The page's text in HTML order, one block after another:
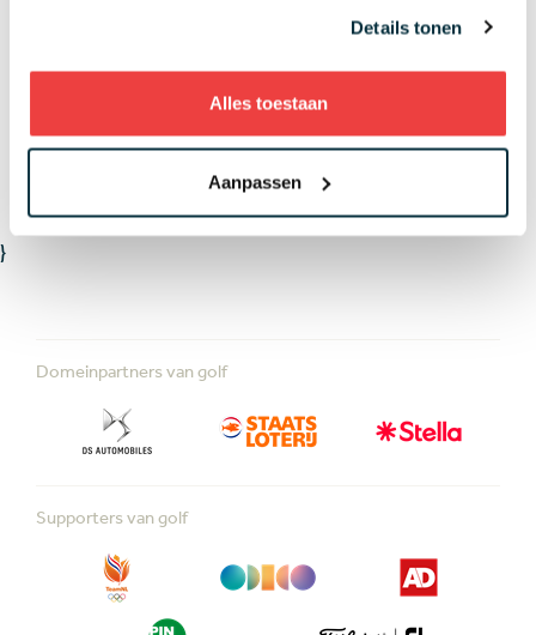
Details tonen
Alles toestaan
Aanpassen
LEES MEER OVER
}
Domeinpartners van golf
Supporters van golf